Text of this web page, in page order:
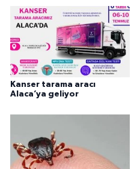
Kanser tarama aracı
Alaca’ya geliyor